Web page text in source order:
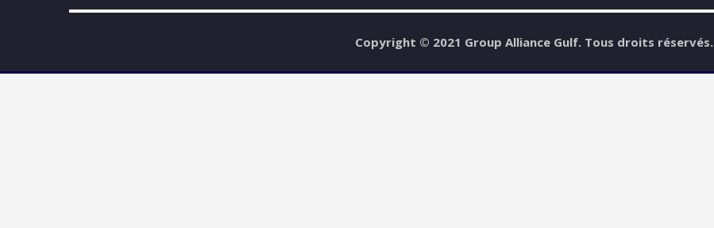
Copyright © 2021 Group Alliance Gulf. Tous droits réservés.